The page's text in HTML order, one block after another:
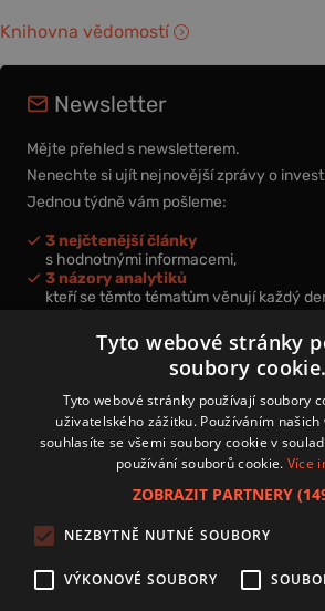
Knihovna vědomostí
Newsletter
Mějte přehled s newsletterem.
Nenechte si ujít nejnovější zprávy o
Jednou týdně vám pošleme:
3 nejčtenější články
s hodnotnými informacemi,
3 názory analytiků
kteří se těmto tématům věnují každý
nová videa a podcasty
k prohloubení vašich znalostí.
Přihlášením k newsletteru vyjadřujete svůj
zpracování osobních údajů.
Zásady používání souborů cookies
Autoři
Tyto webové stránky
soubory cookie.
Tyto webové stránky používají soubory
uživatelského zážitku. Používáním
souhlasíte se všemi soubory cookie v
používání souborů cookie. Více
ZOBRAZIT PARTNERY
NEZBYTNĚ NUTNÉ SOUBORY
VÝKONOVÉ SOUBORY